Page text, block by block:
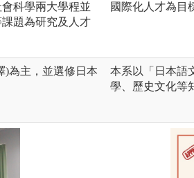
科學兩大學程並
題為研究及人才
國際化人才為目
)為主，並選修日本
本系以「日本語
學、歷史文化等